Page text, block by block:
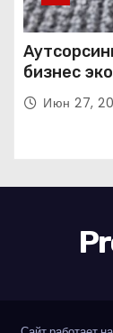
бизнес
Июн 27,